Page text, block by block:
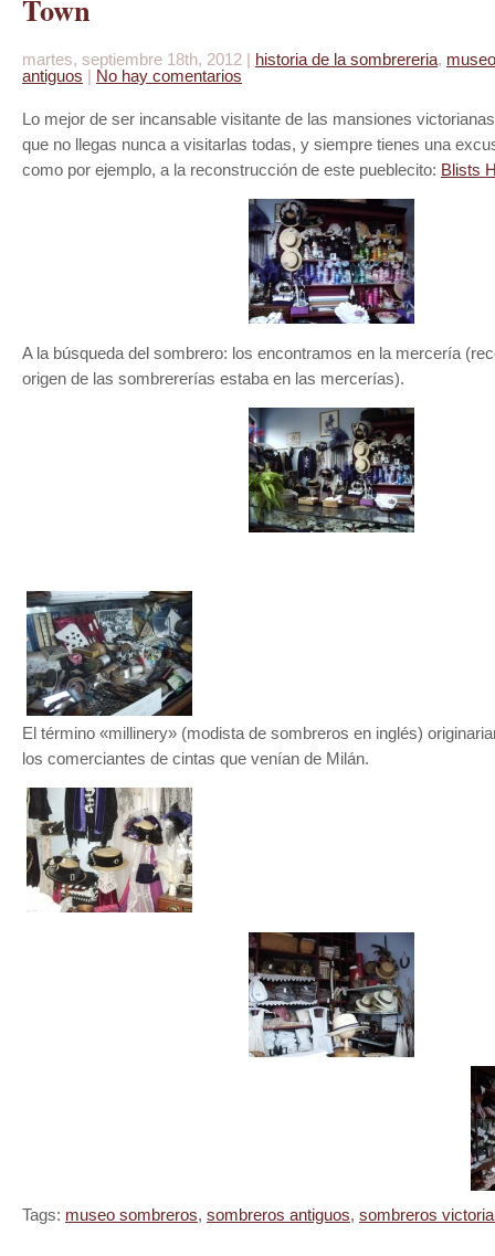
Town
martes, septiembre 18th, 2012 | historia de la sombrereria, museo
antiguos | No hay comentarios
Lo mejor de ser incansable visitante de las mansiones
que no llegas nunca a visitarlas todas, y siempre tienes una
como por ejemplo, a la reconstrucción de este pueblecito: Blists
A la búsqueda del sombrero: los encontramos en la mercería
origen de las sombrererías estaba en las mercerías).
El término «millinery» (modista de sombreros en inglés)
los comerciantes de cintas que venían de Milán.
Tags: museo sombreros, sombreros antiguos, sombreros